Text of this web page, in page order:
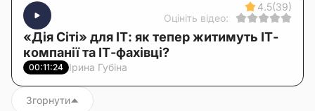
4.5(39)
Оцініть відео:
«Дія Сіті» для ІТ: як тепер житимуть ІТ-
компанії та ІТ-фахівці?
00:11:24 Ірина Губіна
Згорнути